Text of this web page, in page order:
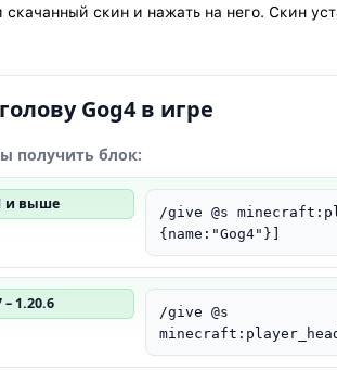
скачанный скин и нажать на него. Скин
Gog4 в игре
получить блок:
и выше
/give @s
{name:"Gog4"}]
1.20.6
/give @s